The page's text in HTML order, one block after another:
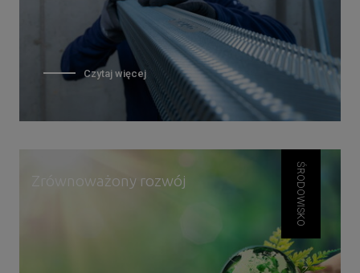
Czytaj więcej
Zrównoważony rozwój ŚRODOWISKO